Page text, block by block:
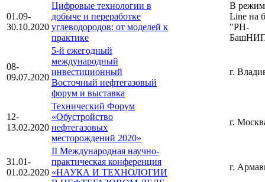
01.09-
30.10.2020
Цифровые технологии в
добыче и переработке
углеводородов: от моделей к
практике
В
Line на
"РН-
08-
09.07.2020
5-й ежегодный
международный
инвестиционный
Восточный нефтегазовый
форум и выставка
г.
12-
13.02.2020
Технический Форум
«Обустройство
нефтегазовых
месторождений 2020»
г.
31.01-
01.02.2020
II Международная научно-
практическая конференция
«НАУКА И ТЕХНОЛОГИИ
г.